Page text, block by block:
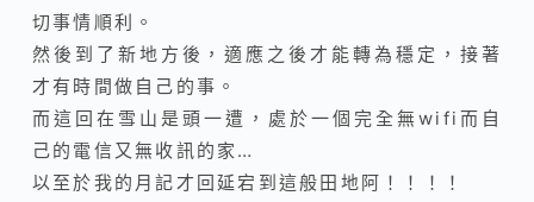
切事情順利。
然後到了新地方後，適應之後才能轉為穩定，接著
才有時間做自己的事 。
而這回在雪山是頭一遭，處於一個完全無wifi而自
己的電信又無收訊的家…
以至於我的月記才回延宕到這般田地阿！！！！